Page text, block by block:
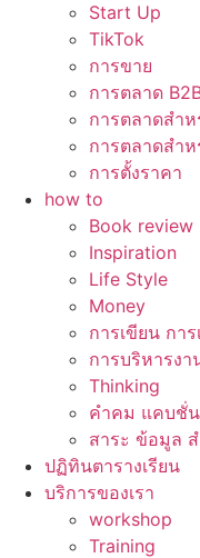
Start Up
TikTok
การขาย
การตลาด
การตลาดสำ
การตลาดสำ
การตั้งราคา
how to
Book review
Inspiration
Life Style
Money
การเขียน การ
การบริหารง
Thinking
คำคม แคบชั่น
สาระ ข้อมูล
ปฏิทินตารางเรียน
บริการของเรา
workshop
Training